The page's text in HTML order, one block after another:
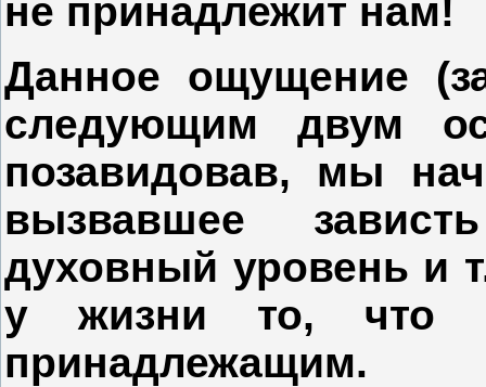
не принадлежит нам!
Данное ощущение
следующим двум
позавидовав, мы
вызвавшее
духовный уровень и
у жизни то, что
принадлежащим.